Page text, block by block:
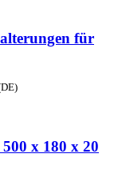
für
x 180 x 20